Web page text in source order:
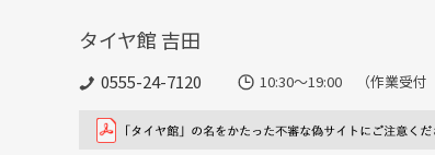
タイヤ館 吉田
0555-24-7120 10:30～19:00 （作業受付